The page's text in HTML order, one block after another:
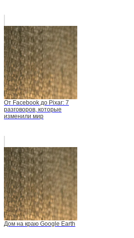
От Facebook до Pixar: 7
разговоров, которые
изменили мир
Дом на краю Google Earth